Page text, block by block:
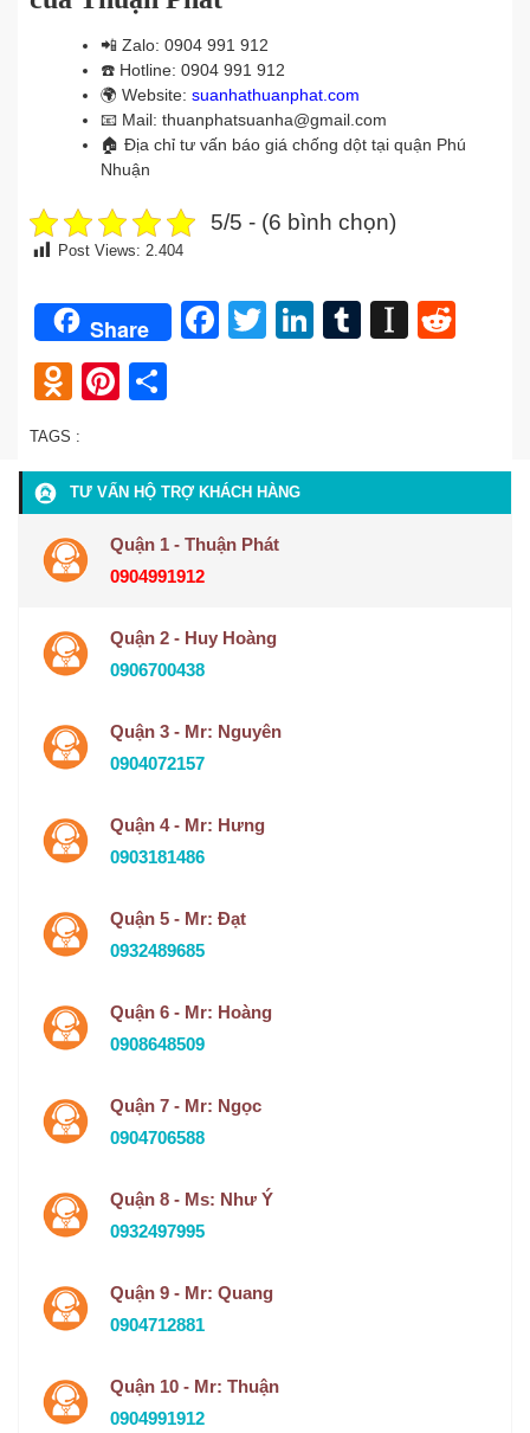
📲 Zalo: 0904 991 912
☎️ Hotline: 0904 991 912
🌍 Website: suanhathuanphat.com
📧 Mail: thuanphatsuanha@gmail.com
🏠 Địa chỉ tư vấn báo giá chống dột tại quận Phú
Nhuận
5/5 - (6 bình chọn)
Post Views: 2.404
Share Facebook
TwitterLinkedIn
Tumblr
Odnoklassniki
Pinterest
TAGS :
TƯ VẤN HỘ TRỢ KHÁCH HÀNG
Quận 1 - Thuận Phát
0904991912
Quận 2 - Huy Hoàng
0906700438
Quận 3 - Mr: Nguyên
0904072157
Quận 4 - Mr: Hưng
0903181486
Quận 5 - Mr: Đạt
0932489685
Quận 6 - Mr: Hoàng
0908648509
Quận 7 - Mr: Ngọc
0904706588
Quận 8 - Ms: Như Ý
0932497995
Quận 9 - Mr: Quang
0904712881
Quận 10 - Mr: Thuận
0904991912